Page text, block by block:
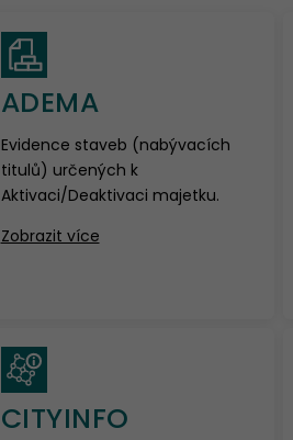
ADEMA
Evidence staveb (nabývacích
titulů) určených k
Aktivaci/Deaktivaci majetku.
Zobrazit více
CITYINFO